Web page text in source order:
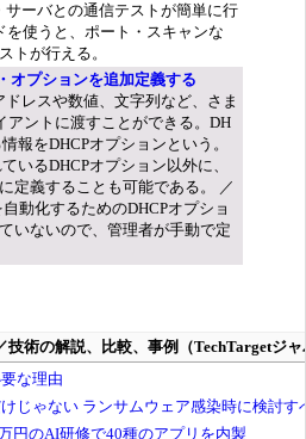
ーバとの通信テストが簡単に行
を使うと、ポート・スキャンな
トが行える。
オプションを追加定義する
ドレスや数値、文字列など、さま
アントに渡すことができる。DH
報をDHCPオプションという。
いるDHCPオプション以外に、
定義することも可能である。 ／
動化するためのDHCPオプショ
いないので、管理者が手動で定